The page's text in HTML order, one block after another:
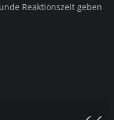
Reaktionszeit geben